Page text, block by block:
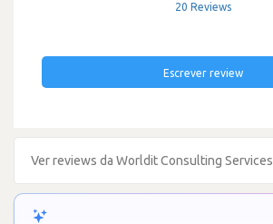
20 Reviews
Escrever review
Ver reviews da Worldit Consulting Services